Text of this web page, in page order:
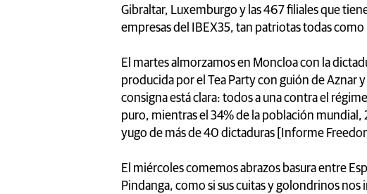
Gibraltar, Luxemburgo y las 467 filiales que
empresas del IBEX35, tan patriotas todas como
El martes almorzamos en Moncloa con la
producida por el Tea Party con guión de Aznar
consigna está clara: todos a una contra el
puro, mientras el 34% de la población mundial,
yugo de más de 40 dictaduras [Informe
El miércoles comemos abrazos basura entre
Pindanga, como si sus cuitas y golondrinos